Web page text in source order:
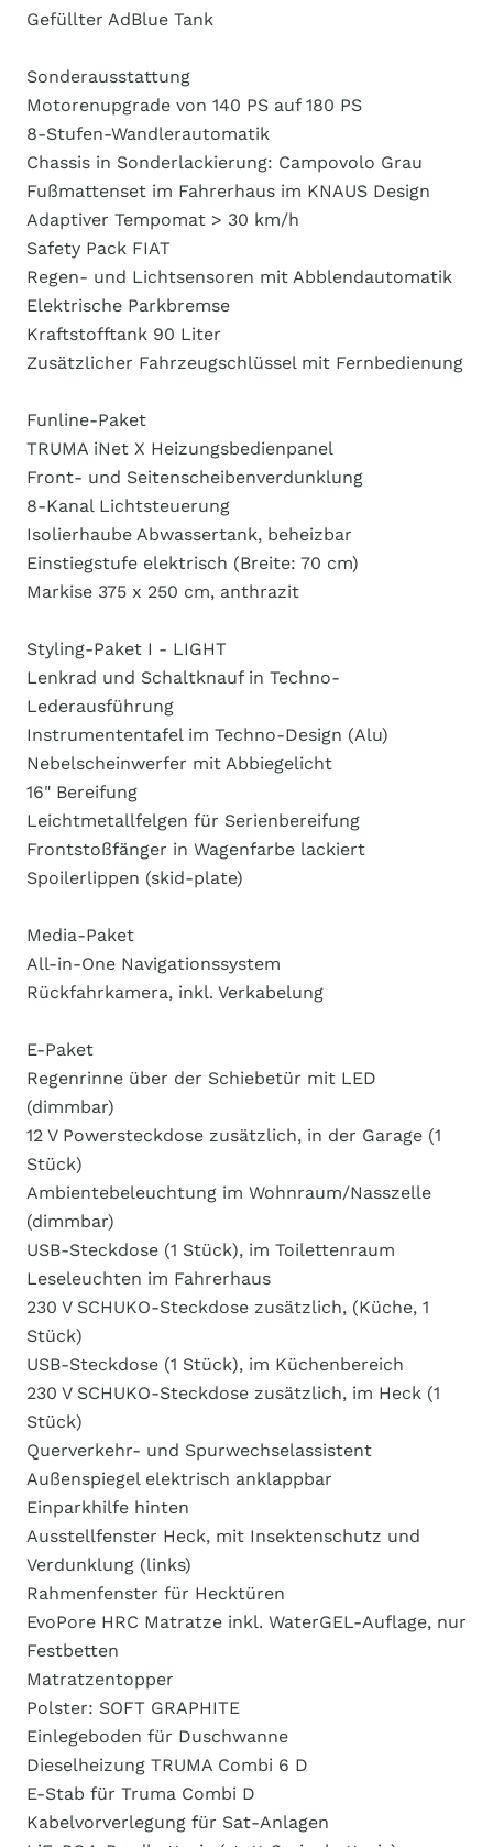
Gefüllter AdBlue Tank
Sonderausstattung
Motorenupgrade von 140 PS auf 180 PS
8-Stufen-Wandlerautomatik
Chassis in Sonderlackierung: Campovolo Grau
Fußmattenset im Fahrerhaus im KNAUS Design
Adaptiver Tempomat > 30 km/h
Safety Pack FIAT
Regen- und Lichtsensoren mit Abblendautomatik
Elektrische Parkbremse
Kraftstofftank 90 Liter
Zusätzlicher Fahrzeugschlüssel mit Fernbedienung
Funline-Paket
TRUMA iNet X Heizungsbedienpanel
Front- und Seitenscheibenverdunklung
8-Kanal Lichtsteuerung
Isolierhaube Abwassertank, beheizbar
Einstiegstufe elektrisch (Breite: 70 cm)
Markise 375 x 250 cm, anthrazit
Styling-Paket I - LIGHT
Lenkrad und Schaltknauf in Techno-
Lederausführung
Instrumententafel im Techno-Design (Alu)
Nebelscheinwerfer mit Abbiegelicht
16" Bereifung
Leichtmetallfelgen für Serienbereifung
Frontstoßfänger in Wagenfarbe lackiert
Spoilerlippen (skid-plate)
Media-Paket
All-in-One Navigationssystem
Rückfahrkamera, inkl. Verkabelung
E-Paket
Regenrinne über der Schiebetür mit LED
(dimmbar)
12 V Powersteckdose zusätzlich, in der Garage (1
Stück)
Ambientebeleuchtung im Wohnraum/Nasszelle
(dimmbar)
USB-Steckdose (1 Stück), im Toilettenraum
Leseleuchten im Fahrerhaus
230 V SCHUKO-Steckdose zusätzlich, (Küche, 1
Stück)
USB-Steckdose (1 Stück), im Küchenbereich
230 V SCHUKO-Steckdose zusätzlich, im Heck (1
Stück)
Querverkehr- und Spurwechselassistent
Außenspiegel elektrisch anklappbar
Einparkhilfe hinten
Ausstellfenster Heck, mit Insektenschutz und
Verdunklung (links)
Rahmenfenster für Hecktüren
EvoPore HRC Matratze inkl. WaterGEL-Auflage, nur
Festbetten
Matratzentopper
Polster: SOFT GRAPHITE
Einlegeboden für Duschwanne
Dieselheizung TRUMA Combi 6 D
E-Stab für Truma Combi D
Kabelvorverlegung für Sat-Anlagen